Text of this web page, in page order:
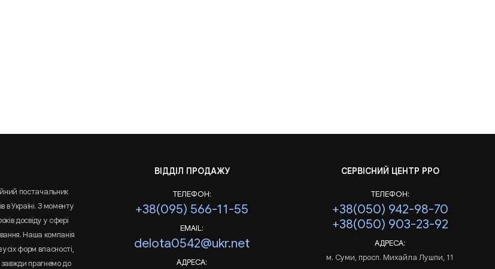
постачальник
в Україні. З моменту
досвіду у сфері
Наша компанія
форм власності,
прагнемо до
ВІДДІЛ ПРОДАЖУ
ТЕЛЕФОН:
+38(095) 566-11-55
EMAIL:
delota0542@ukr.net
АДРЕСА:
СЕРВІСНИЙ ЦЕНТР РРО
ТЕЛЕФОН:
+38(050) 942-98-70
+38(050) 903-23-92
АДРЕСА:
м. Суми, просп. Михайла Лушпи, 11